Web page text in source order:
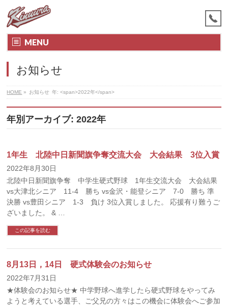
MENU
お知らせ
HOME » お知らせ 年: <span>2022年</span>
年別アーカイブ: 2022年
1年生 北陸中日新聞旗争奪交流大会 大会結果 3位入賞
2022年8月30日
北陸中日新聞旗争奪 中学生硬式野球 1年生交流大会 大会結果
vs大津北シニア 11-4 勝ち vs金沢・能登シニア 7-0 勝ち 準
決勝 vs豊田シニア 1-3 負け 3位入賞しました。 応援有り難うご
ざいました。 & …
この記事を読む
8月13日，14日 硬式体験会のお知らせ
2022年7月31日
★体験会のお知らせ★ 中学野球へ進学したら硬式野球をやってみ
ようと考えている選手、ご父兄の方々はこの機会に体験会へご参加